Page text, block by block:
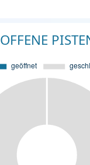
OFFENE